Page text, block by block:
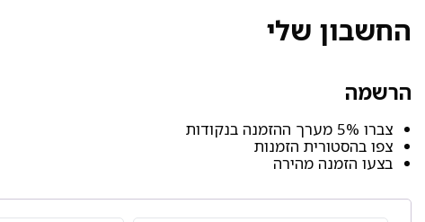
החשבון שלי
הרשמה
צברו 5% מערך ההזמנה בנקודות
צפו בהסטורית הזמנות
בצעו הזמנה מהירה